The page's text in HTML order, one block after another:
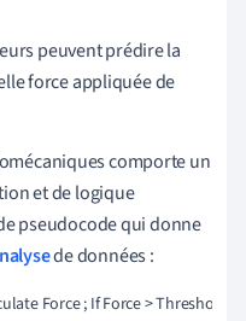
peuvent prédire la
force appliquée de
comporte un
et de logique
pseudocode qui donne
de données :
Force ; If Force > Threshold